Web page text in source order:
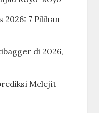
2026: 7 Pilihan
di 2026,
Melejit